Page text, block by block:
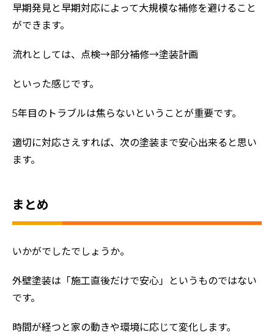
早期発見と早期対応によって大規模な補修を避けること
ができます。
流れとしては、点検→部分補修→塗装計画
といった感じです。
5年目のトラブルは焦らないということが重要です。
適切に対応さえすれば、次の塗装まで安心出来ると思い
ます。
まとめ
いかがでしたでしょうか。
外壁塗装は「施工直後だけで安心」というものではない
です。
時間が経つと家の動きや環境に応じて変化します。